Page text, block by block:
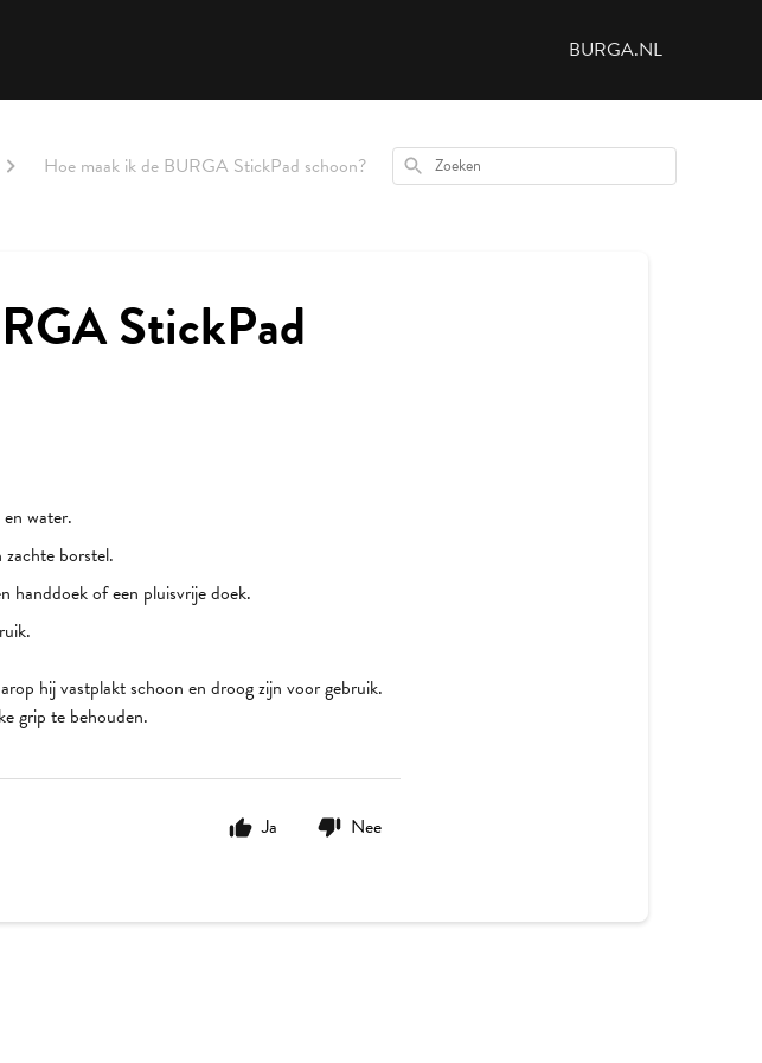
BURGA.NL
Hoe maak ik de BURGA StickPad schoon? Zoeken
StickPad
water.
borstel.
handdoek of een pluisvrije doek.
hij vastplakt schoon en droog zijn voor gebruik.
grip te behouden.
Ja Nee